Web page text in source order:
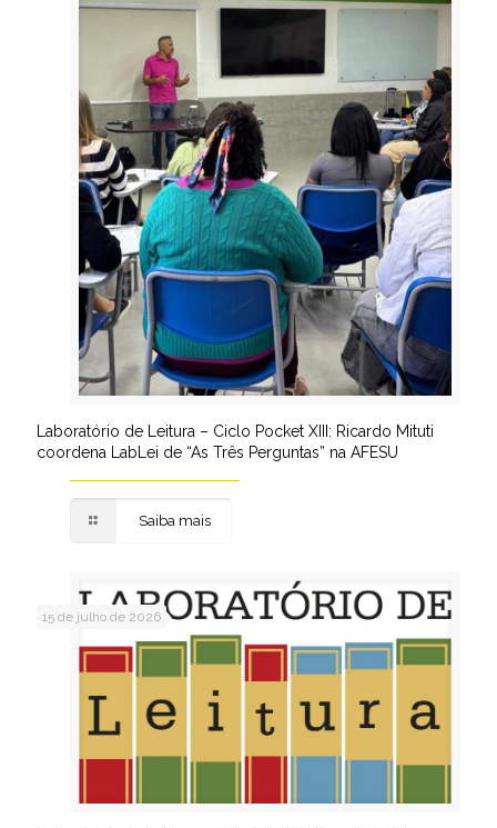
Laboratório de Leitura – Ciclo Pocket XIII: Ricardo Mituti
coordena LabLei de “As Três Perguntas” na AFESU
Saiba mais
15 de julho de 2026